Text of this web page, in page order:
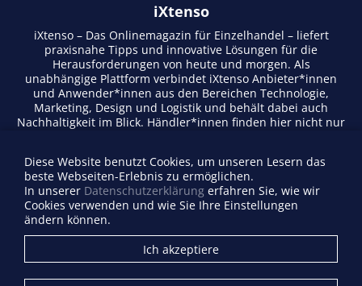
iXtenso
iXtenso – Das Onlinemagazin für Einzelhandel – liefert
praxisnahe Tipps und innovative Lösungen für die
Herausforderungen von heute und morgen. Als
unabhängige Plattform verbindet iXtenso Anbieter*innen
und Anwender*innen aus den Bereichen Technologie,
Marketing, Design und Logistik und behält dabei auch
Nachhaltigkeit im Blick. Händler*innen finden hier nicht nur
lebendigen Schreibstil und relevantem Content fördert das
Magazin den Austausch innerhalb der Retail-Community.
Ob digitale Trends oder praktische Alltagstipps – iXtenso
macht Wissen für den Handel zugänglich.
Firma eintragen
Diese Website benutzt Cookies, um unseren Lesern das
beste Webseiten-Erlebnis zu ermöglichen.
In unserer Datenschutzerklärung erfahren Sie, wie wir
Cookies verwenden und wie Sie Ihre Einstellungen
ändern können.
Ich akzeptiere